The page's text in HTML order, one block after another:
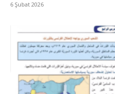
6 Şubat 2026